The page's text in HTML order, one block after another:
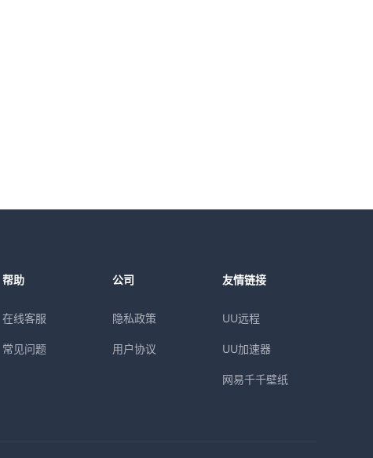
帮助
在线客服
常见问题
公司
隐私政策
用户协议
友情链接
UU远程
UU加速器
网易千千壁纸